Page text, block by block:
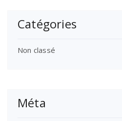
Catégories
Non classé
Méta